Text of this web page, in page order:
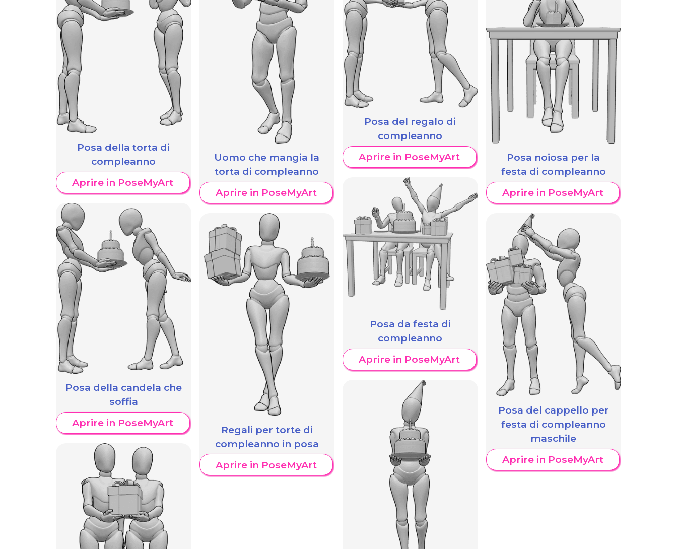
Posa della torta di
compleanno
Aprire in PoseMyArt
Posa della candela che
soffia
Aprire in PoseMyArt
Uomo che mangia la
torta di compleanno
Aprire in PoseMyArt
Regali per torte di
compleanno in posa
Aprire in PoseMyArt
Posa del regalo di
compleanno
Aprire in PoseMyArt
Posa da festa di
compleanno
Aprire in PoseMyArt
Posa noiosa per la
festa di compleanno
Aprire in PoseMyArt
Posa del cappello per
festa di compleanno
maschile
Aprire in PoseMyArt